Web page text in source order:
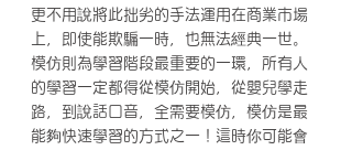
更不用說將此拙劣的手法運用在商業市場
上，即使能欺騙一時，也無法經典一世。
模仿則為學習階段最重要的一環，所有人
的學習一定都得從模仿開始，從嬰兒學走
路，到說話口音，全需要模仿，模仿是最
能夠快速學習的方式之一！這時你可能會